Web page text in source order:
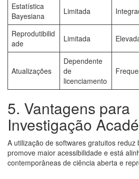
Estatística
Bayesiana
Limitada
Reprodutibilid
ade
Limitada
Atualizações
Dependente
de
licenciamento
5. Vantagens para
Investigação
A utilização de softwares gratuitos reduz
promove maior acessibilidade e está
contemporâneas de ciência aberta e